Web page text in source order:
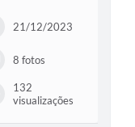
21/12/2023
8 fotos
132
visualizações